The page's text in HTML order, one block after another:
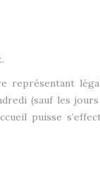
(sauf les
puisse